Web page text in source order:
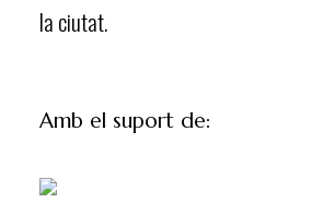
la ciutat.
Amb el suport de: